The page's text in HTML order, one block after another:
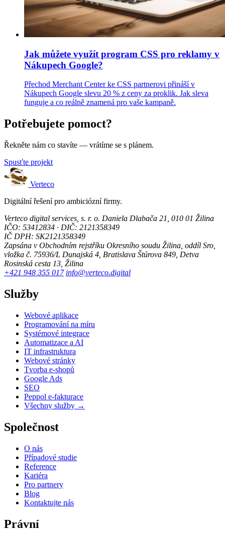
Jak můžete využít program CSS pro reklamy v
Nákupech Google?
Přechod Merchant Center ke CSS partnerovi přináší v
Nákupech Google slevu 20 % z ceny za proklik. Jak sleva
funguje a co reálně znamená pro vaše kampaně.
Potřebujete pomoct?
Řekněte nám co stavíte — vrátíme se s plánem.
Spusťte projekt
Verteco
Digitální řešení pro ambiciózní firmy.
Verteco digital services, s. r. o. Daniela Dlabača 21, 010 01 Žilina
IČO: 53412834 · DIČ: 2121358349
IČ DPH: SK2121358349
Zapsána v Obchodním rejstříku Okresního soudu Žilina, oddíl Sro,
vložka č. 75936/L Dunajská 4, Bratislava Štúrova 849, Detva
Rosinská cesta 13, Žilina
+421 948 355 017 info@verteco.digital
Služby
Webové aplikace
Programování na míru
Systémové integrace
Automatizace a AI
IT infrastruktura
Webové stránky
Tvorba e-shopů
Google Ads
SEO
Peppol e-fakturace
Všechny služby →
Společnost
O nás
Případové studie
Reference
Kariéra
Pro partnery
Blog
Kontaktujte nás
Právní